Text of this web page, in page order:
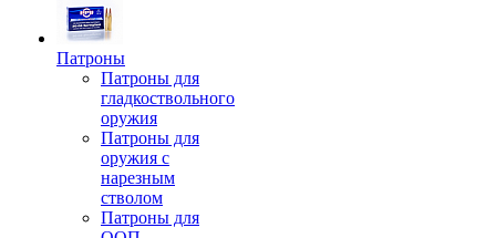
Патроны
Патроны для
гладкоствольного
оружия
Патроны для
оружия с
нарезным
стволом
Патроны для